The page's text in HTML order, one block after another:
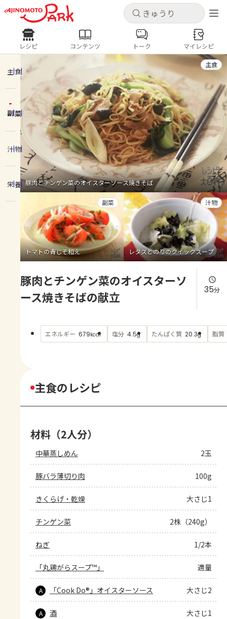
キャンセル
ログインするとレシピを保存できます
ログイン 新規登録
ホーム
コンテンツ
レシピ
トーク
よくあるお問い合わせ
お買い物
AJINOMOTO PARK とは
キャンセル
レシピ コンテンツ
人気の食材・レシピ
きゅうり なす トマト
とうもろこし
ピーマン
みょうが ゴーヤ
レシピ コンテンツ トーク マイレシピ
主食
副菜
汁物
栄養 豚肉とチンゲン菜のオイスターソース焼きそば
主食
トマトの青じそ和え
副菜
レタスとのりのクイックスープ
汁物
豚肉とチンゲン菜のオイスターソ
ース焼きそばの献立
35分
エネルギー 679kcal 塩分 4.5g たんぱく質 20.3g 脂質
主食のレシピ
材料（2人分）
中華蒸しめん 2玉
豚バラ薄切り肉 100g
きくらげ・乾燥 大さじ1
チンゲン菜 2株（240g）
ねぎ 1/2本
「丸鶏がらスープ™」 適量
A 「Cook Do®」オイスターソース 大さじ2
A 酒 大さじ1